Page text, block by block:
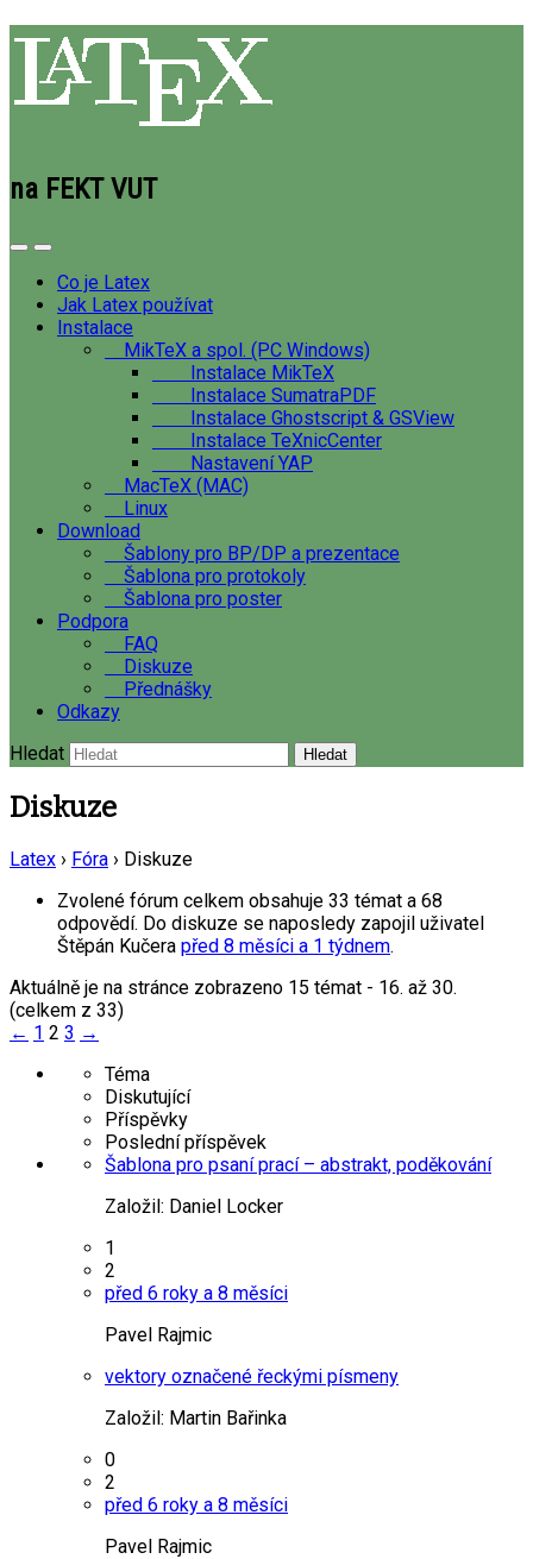
na FEKT VUT
Co je Latex
Jak Latex používat
Instalace
MikTeX a spol. (PC Windows)
Instalace MikTeX
Instalace SumatraPDF
Instalace Ghostscript & GSView
Instalace TeXnicCenter
Nastavení YAP
MacTeX (MAC)
Linux
Download
Šablony pro BP/DP a prezentace
Šablona pro protokoly
Šablona pro poster
Podpora
FAQ
Diskuze
Přednášky
Odkazy
Hledat
Diskuze
Latex › Fóra › Diskuze
Zvolené fórum celkem obsahuje 33 témat a 68
odpovědí. Do diskuze se naposledy zapojil uživatel
Štěpán Kučera před 8 měsíci a 1 týdnem.
Aktuálně je na stránce zobrazeno 15 témat - 16. až 30.
(celkem z 33)
← 1 2 3 →
Téma
Diskutující
Příspěvky
Poslední příspěvek
Šablona pro psaní prací – abstrakt, poděkování
Založil: Daniel Locker
1
2
před 6 roky a 8 měsíci
Pavel Rajmic
vektory označené řeckými písmeny
Založil: Martin Bařinka
0
2
před 6 roky a 8 měsíci
Pavel Rajmic